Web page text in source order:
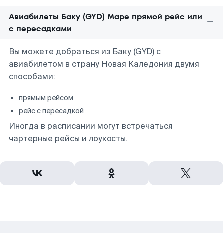
Авиабилеты Баку (GYD) Маре прямой рейс или
с пересадками
Вы можете добраться из Баку (GYD) с
авиабилетом в страну Новая Каледония двумя
способами:
прямым рейсом
рейс с пересадкой
Иногда в расписании могут встречаться
чартерные рейсы и лоукосты.